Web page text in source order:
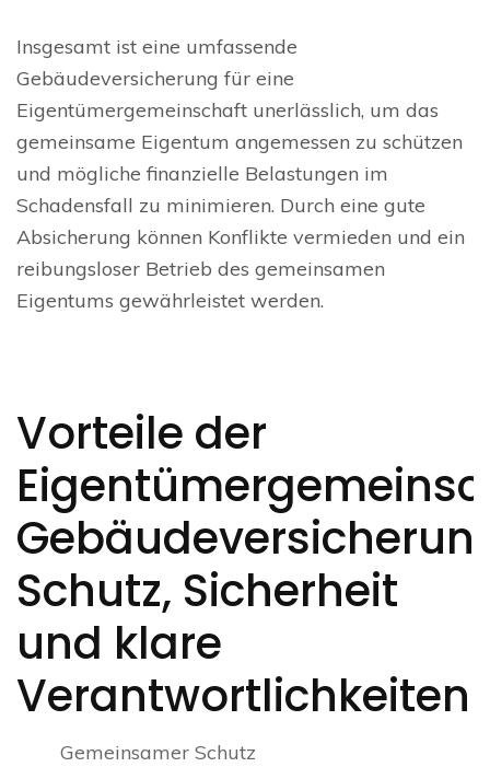
Insgesamt ist eine umfassende
Gebäudeversicherung für eine
Eigentümergemeinschaft unerlässlich, um das
gemeinsame Eigentum angemessen zu schützen
und mögliche finanzielle Belastungen im
Schadensfall zu minimieren. Durch eine gute
Absicherung können Konflikte vermieden und ein
reibungsloser Betrieb des gemeinsamen
Eigentums gewährleistet werden.
Vorteile der
Schutz, Sicherheit
und klare
Verantwortlichkeiten
Gemeinsamer Schutz